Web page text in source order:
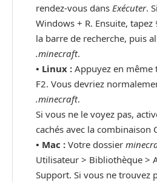
rendez-vous dans Exécuter.
Windows + R. Ensuite, tapez
la barre de recherche, puis
.minecraft.
• Linux : Appuyez en même
F2. Vous devriez
.minecraft.
Si vous ne le voyez pas,
cachés avec la combinaison
• Mac : Votre dossier
Utilisateur > Bibliothèque >
Support. Si vous ne trouvez